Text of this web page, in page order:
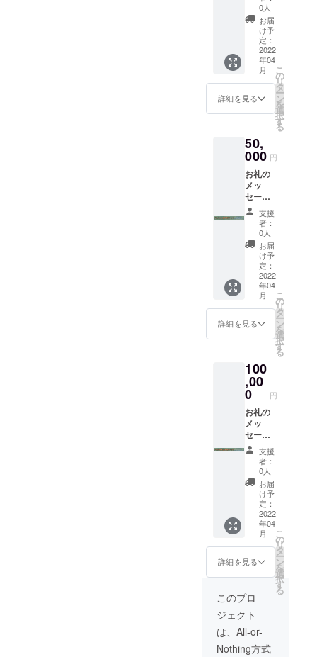
えば、サー
フィンの
メッカ。そ
して、温暖
な気候に美
味しい食べ
物。
私達は地元
サーフィン
をした後の
「お腹を満
たす」事に
着目し、
「キッチン
カー」を次
の仕事にし
たいと考え
ています。
ただ、初め
てでとても
不安もあり
それでも、
前へ突き進
みたいと
思っており
cafe50
0円チ
ケット
を2枚お
送り致
しま
す。
「有効
期限：
2022年
5月1日
年4月30
日」 チ
ケット
につい
ては、
郵送に
てお送
りさせ
ていた
だきま
す。
0人
お届
け予
定：
2022
年04
月
詳細を見る
こ
の
リ
タ
ー
ン
を
選
択
す
る
50,
000 円
お礼の
メッ
セージ
＆ド
チャチ
cafe50
0円チ
ケット
を6枚お
送り致
しま
す。
「有効
期限：
2022年
5月1日
年4月30
日」 チ
ケット
につい
ては、
郵送に
てお送
りさせ
ていた
だきま
す。
支援
者：
0人
お届
け予
定：
2022
年04
月
詳細を見る
こ
の
リ
タ
ー
ン
を
選
択
す
る
100
,00
0 円
お礼の
メッ
セージ
＆ド
チャチ
cafe50
0円チ
ケット
10枚を
お送り
致しま
す。
「有効
期限：
2022年
5月1日
～2023
年4月30
日」 チ
ケット
につい
ては、
支援
者：
0人
お届
け予
定：
2022
年04
月
詳細を見る
こ
の
リ
タ
ー
ン
を
選
択
す
る
このプロ
ジェクト
は、All-or-
Nothing方式